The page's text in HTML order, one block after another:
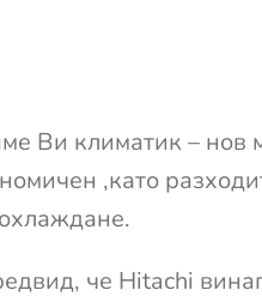
Ви климатик – нов
,като
че Hitachi